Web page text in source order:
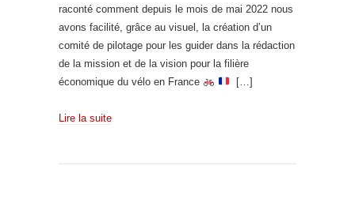
raconté comment depuis le mois de mai 2022 nous
avons facilité, grâce au visuel, la création d’un
comité de pilotage pour les guider dans la rédaction
de la mission et de la vision pour la filière
économique du vélo en France
[…]
Lire la suite